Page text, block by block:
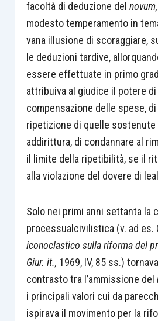
facoltà di deduzione del novum,
modesto temperamento in
vana illusione di scoraggiare,
le deduzioni tardive,
essere effettuate in primo
attribuiva al giudice il potere
compensazione delle spese,
ripetizione di quelle sostenute
addirittura, di condannare al
il limite della ripetibilità, se il
alla violazione del dovere di
Solo nei primi anni settanta la
processualcivilistica (v. ad es.
iconoclastico sulla riforma del
Giur. it., 1969, IV, 85 ss.)
contrasto tra l’ammissione del
i principali valori cui da
ispirava il movimento per la